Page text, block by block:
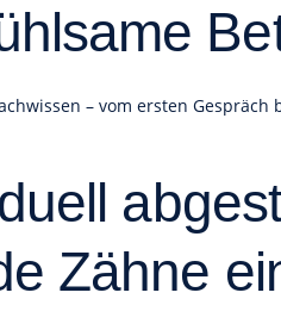
– vom ersten Gespräch
Zähne